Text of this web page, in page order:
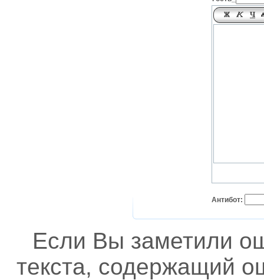
Антибот:
Если Вы заметили
текста, содержащий